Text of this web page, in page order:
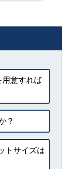
意すれば
？
トサイズは